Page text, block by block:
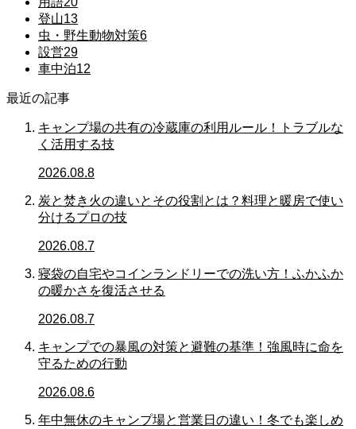
登山13
虫・野生動物対策6
設営29
車中泊12
最近の記事
キャンプ場の共有の冷蔵庫の利用ルール！トラブルな
く活用する技
2026.08.8
炭と焚き火の違いとその役割とは？料理と暖房で使い
分けるプロの技
2026.08.7
寝袋の自宅やコインランドリーでの洗い方！ふかふか
の暖かさを復活させる
2026.08.7
キャンプでの暴風の対策と避難の基準！強風時に命を
守るための行動
2026.08.6
年中無休のキャンプ場と営業日の違い！冬でも楽しめ